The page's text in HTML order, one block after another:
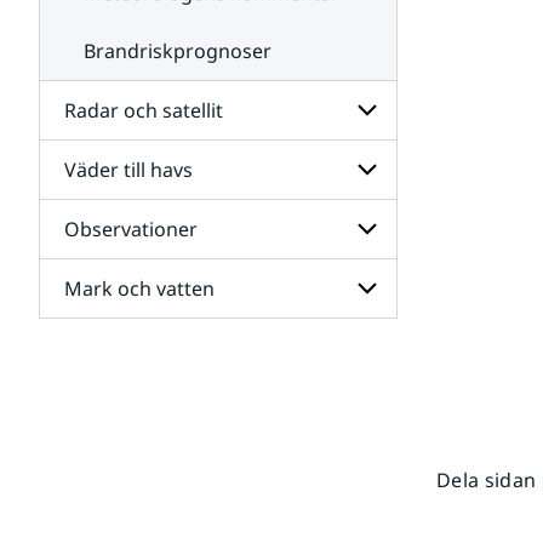
Brandriskprognoser
Radar och satellit
Undersidor
för
Radar
och
satellit
Väder till havs
Undersidor
för
Väder
till
havs
Observationer
Undersidor
för
Mark och vatten
Dela sidan